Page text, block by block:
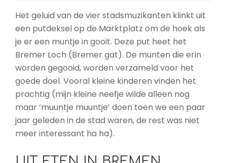
Het geluid van de vier stadsmuzikanten klinkt uit
een putdeksel op de Marktplatz om de hoek als
je er een muntje in gooit. Deze put heet het
Bremer Loch (Bremer gat). De munten die erin
worden gegooid, worden verzameld voor het
goede doel. Vooral kleine kinderen vinden het
prachtig (mijn kleine neefje wilde alleen nog
maar ‘muuntje muuntje’ doen toen we een paar
jaar geleden in de stad waren, de rest was niet
meer interessant ha ha).